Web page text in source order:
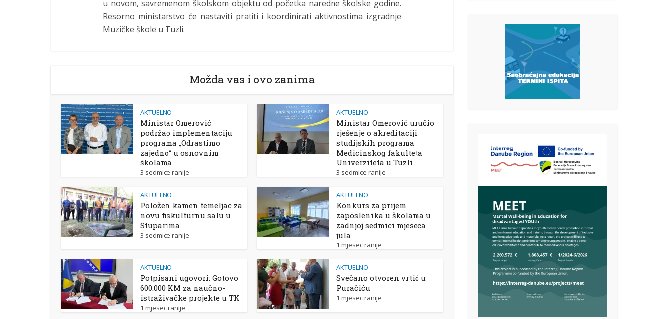
u novom, savremenom školskom objektu od početka naredne školske godine.
Resorno ministarstvo će nastaviti pratiti i koordinirati aktivnostima izgradnje
Muzičke škole u Tuzli.
Možda vas i ovo zanima
AKTUELNO
Ministar Omerović
podržao implementaciju
programa „Odrastimo
zajedno“ u osnovnim
školama
3 sedmice ranije
AKTUELNO
Ministar Omerović uručio
rješenje o akreditaciji
studijskih programa
Medicinskog fakulteta
Univerziteta u Tuzli
3 sedmice ranije
AKTUELNO
Položen kamen temeljac za
novu fiskulturnu salu u
Stuparima
3 sedmice ranije
AKTUELNO
Konkurs za prijem
zaposlenika u školama u
zadnjoj sedmici mjeseca
jula
1 mjesec ranije
AKTUELNO
Potpisani ugovori: Gotovo
600.000 KM za naučno-
istraživačke projekte u TK
1 mjesec ranije
AKTUELNO
Svečano otvoren vrtić u
Puračiću
1 mjesec ranije